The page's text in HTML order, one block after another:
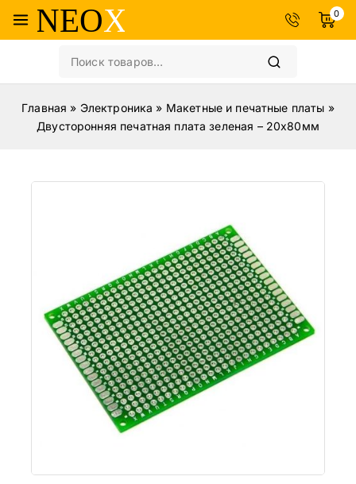
0
Главная » Электроника » Макетные и печатные платы »
Двусторонняя печатная плата зеленая – 20х80мм